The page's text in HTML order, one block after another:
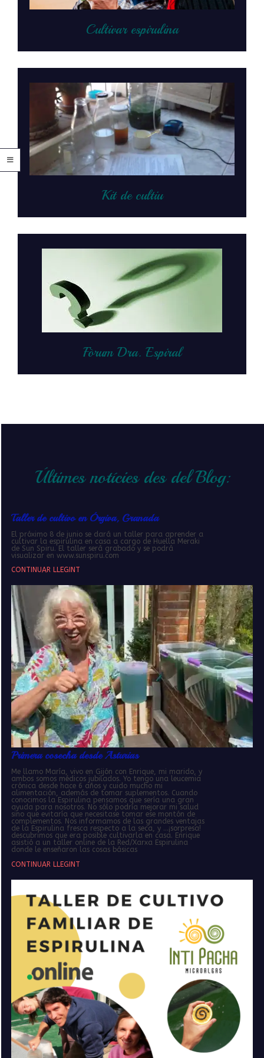
Cultivar espirulina
Kit de cultiu
Fòrum Dra. Espiral
Últimes notícies des del Blog:
Taller de cultivo en Órgiva, Granada
El próximo 8 de junio se dará un taller para aprender a
cultivar la espirulina en casa a cargo de Huella Meraki
de Sun Spiru. El taller será grabado y se podrá
visualizar en www.sunspiru.com
CONTINUAR LLEGINT
Primera cosecha desde Asturias
Me llamo María, vivo en Gijón con Enrique, mi marido, y
ambos somos médicos jubilados. Yo tengo una leucemia
crónica desde hace 6 años y cuido mucho mi
alimentación, además de tomar suplementos. Cuando
conocimos la Espirulina pensamos que sería una gran
ayuda para nosotros. No sólo podría mejorar mi salud
sino que evitaría que necesitase tomar ese montón de
complementos. Nos informamos de las grandes ventajas
de la Espirulina fresca respecto a la seca, y …¡sorpresa!
descubrimos que era posible cultivarla en casa. Enrique
asistió a un taller online de la Red/Xarxa Espirulina
donde le enseñaron las cosas básicas
CONTINUAR LLEGINT